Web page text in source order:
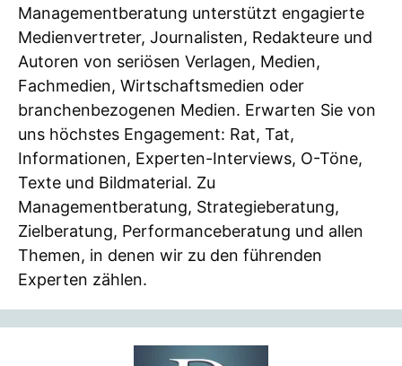
Managementberatung unterstützt engagierte
Medienvertreter, Journalisten, Redakteure und
Autoren von seriösen Verlagen, Medien,
Fachmedien, Wirtschaftsmedien oder
branchenbezogenen Medien. Erwarten Sie von
uns höchstes Engagement: Rat, Tat,
Informationen, Experten-Interviews, O-Töne,
Texte und Bildmaterial. Zu
Managementberatung, Strategieberatung,
Zielberatung, Performanceberatung und allen
Themen, in denen wir zu den führenden
Experten zählen.